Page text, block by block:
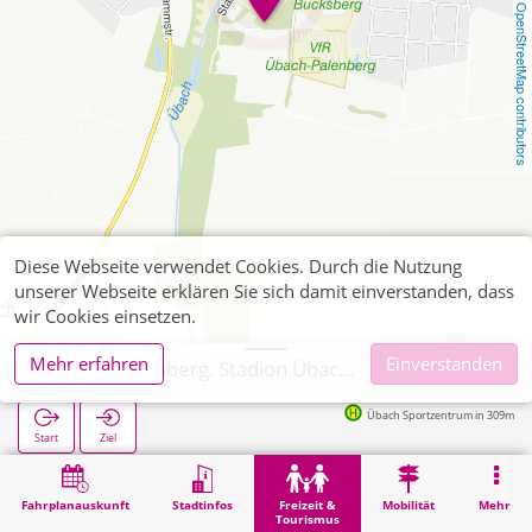
OpenStreetMap contributors
Fahrplanauskunft Stadtinfos
Freizeit &
Tourismus
Mobilität Mehr
Start Ziel
Übach Sportzentrum in 309m
Freizeit & Tourismus Übach-Palenberg, Stadion Übachtal
Diese Webseite verwendet Cookies. Durch die Nutzung
unserer Webseite erklären Sie sich damit einverstanden, dass
wir Cookies einsetzen.
Mehr erfahren
Einverstanden